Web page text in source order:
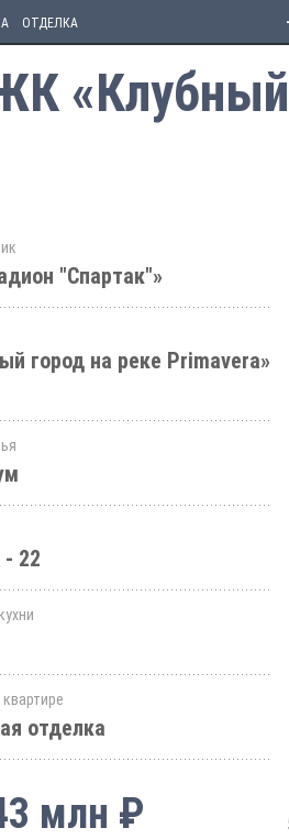
ОТДЕЛКА
"Спартак"»
город на реке Primavera»
- 22
отделка
млн ₽